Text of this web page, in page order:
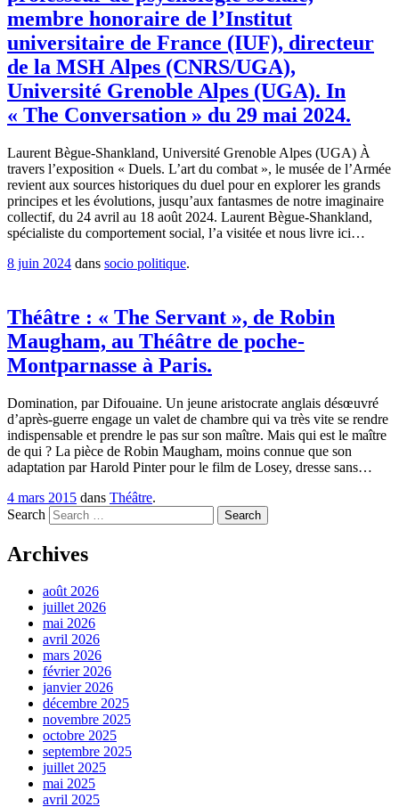
membre honoraire de l’Institut
universitaire de France (IUF), directeur
de la MSH Alpes (CNRS/UGA),
Université Grenoble Alpes (UGA). In
« The Conversation » du 29 mai 2024.
Laurent Bègue-Shankland, Université Grenoble Alpes (UGA) À
travers l’exposition « Duels. L’art du combat », le musée de l’Armée
revient aux sources historiques du duel pour en explorer les grands
principes et les évolutions, jusqu’aux fantasmes de notre imaginaire
collectif, du 24 avril au 18 août 2024. Laurent Bègue-Shankland,
spécialiste du comportement social, l’a visitée et nous livre ici…
8 juin 2024 dans socio politique.
Théâtre : « The Servant », de Robin
Maugham, au Théâtre de poche-
Montparnasse à Paris.
Domination, par Difouaine. Un jeune aristocrate anglais désœuvré
d’après-guerre engage un valet de chambre qui va très vite se rendre
indispensable et prendre le pas sur son maître. Mais qui est le maître
de qui ? La pièce de Robin Maugham, moins connue que son
adaptation par Harold Pinter pour le film de Losey, dresse sans…
4 mars 2015 dans Théâtre.
Search
Archives
août 2026
juillet 2026
mai 2026
avril 2026
mars 2026
février 2026
janvier 2026
décembre 2025
novembre 2025
octobre 2025
septembre 2025
juillet 2025
mai 2025
avril 2025